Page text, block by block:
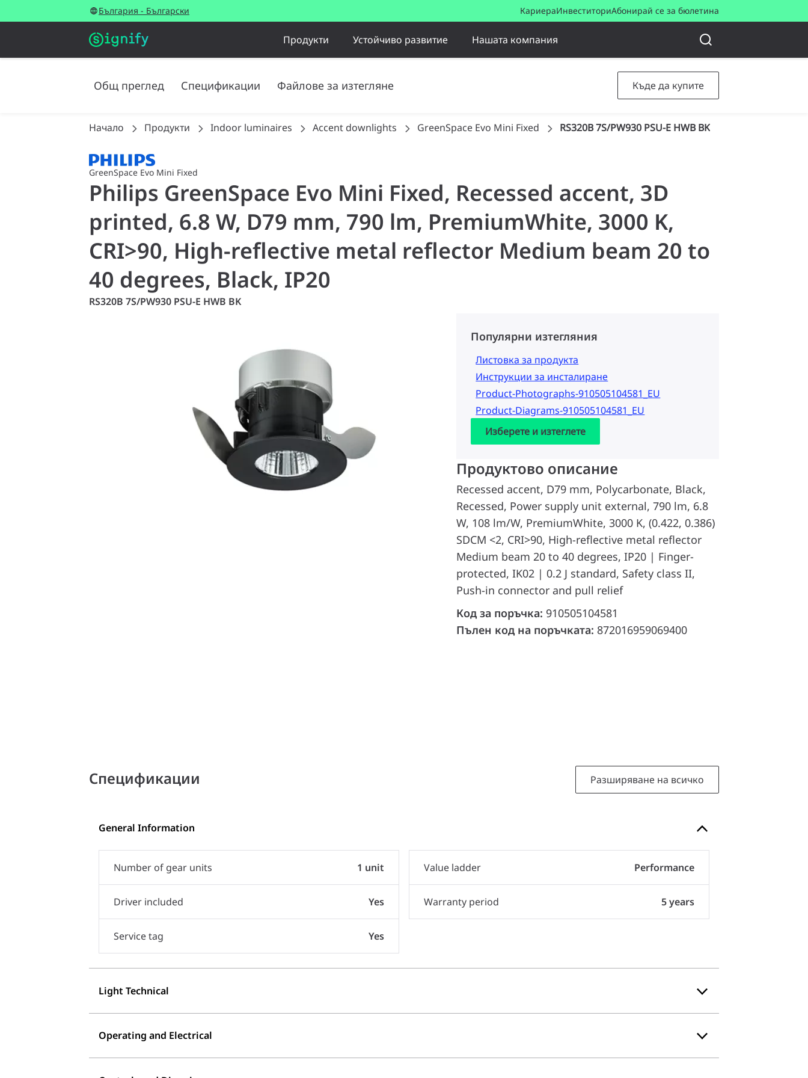
България - Български КариераИнвеститориАбонирай се за бюлетина
Продукти Устойчиво развитие Нашата компания
Общ преглед Спецификации Файлове за изтегляне Къде да купите
Начало Продукти Indoor luminaires Accent downlights GreenSpace Evo Mini Fixed RS320B 7S/PW930 PSU-E HWB BK
GreenSpace Evo Mini Fixed
Philips GreenSpace Evo Mini Fixed, Recessed accent, 3D
printed, 6.8 W, D79 mm, 790 lm, PremiumWhite, 3000 K,
CRI>90, High-reflective metal reflector Medium beam 20 to
40 degrees, Black, IP20
RS320B 7S/PW930 PSU-E HWB BK
Популярни изтегляния
Листовка за продукта
Инструкции за инсталиране
Product-Photographs-910505104581_EU
Product-Diagrams-910505104581_EU
Изберете и изтеглете
Продуктово описание
Recessed accent, D79 mm, Polycarbonate, Black,
Recessed, Power supply unit external, 790 lm, 6.8
W, 108 lm/W, PremiumWhite, 3000 K, (0.422, 0.386)
SDCM <2, CRI>90, High-reflective metal reflector
Medium beam 20 to 40 degrees, IP20 | Finger-
protected, IK02 | 0.2 J standard, Safety class II,
Push-in connector and pull relief
Код за поръчка: 910505104581
Пълен код на поръчката: 872016959069400
Спецификации Разширяване на всичко
General Information
Number of gear units 1 unit
Driver included Yes
Service tag Yes
Value ladder Performance
Warranty period 5 years
Light Technical
Operating and Electrical